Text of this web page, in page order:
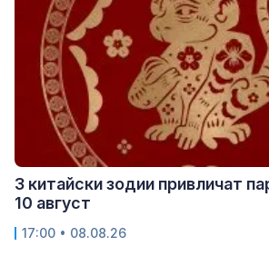
3 китайски зодии привличат
10 август
17:00 • 08.08.26